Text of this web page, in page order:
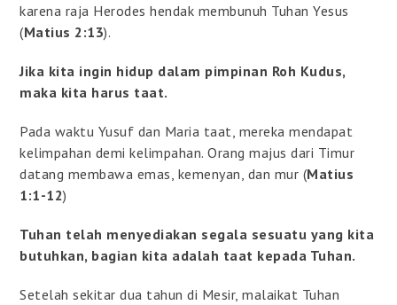
karena raja Herodes hendak membunuh Tuhan Yesus
(Matius 2:13).
Jika kita ingin hidup dalam pimpinan Roh Kudus,
maka kita harus taat.
Pada waktu Yusuf dan Maria taat, mereka mendapat
kelimpahan demi kelimpahan. Orang majus dari Timur
datang membawa emas, kemenyan, dan mur (Matius
1:1-12)
Tuhan telah menyediakan segala sesuatu yang kita
butuhkan, bagian kita adalah taat kepada Tuhan.
Setelah sekitar dua tahun di Mesir, malaikat Tuhan